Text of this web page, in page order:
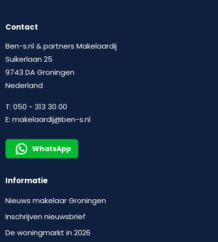
Contact
Ben-s.nl & partners Makelaardij
Suikerlaan 25
9743 DA Groningen
Nederland
T:050 - 313 30 00
E:makelaardij@ben-s.nl
WhatsApp
Informatie
Nieuws makelaar Groningen
Inschrijven nieuwsbrief
De woningmarkt in 2026